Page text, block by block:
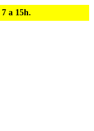
7 a 15h.